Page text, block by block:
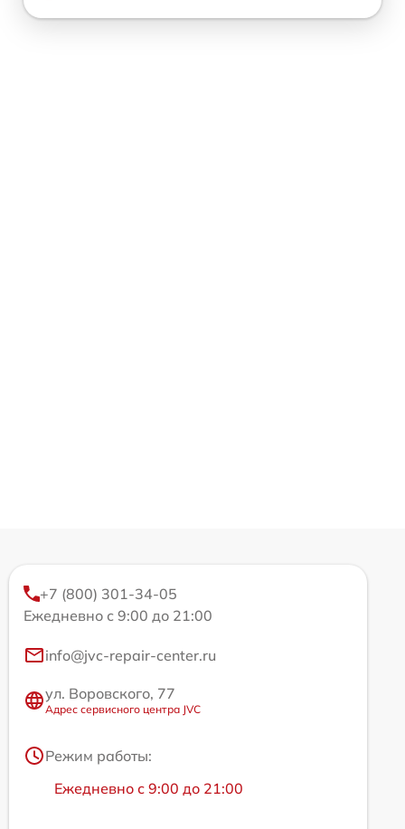
+7 (800) 301-34-05
Ежедневно с 9:00 до 21:00
info@jvc-repair-center.ru
ул. Воровского, 77
Адрес сервисного центра JVC
Режим работы:
Ежедневно с 9:00 до 21:00